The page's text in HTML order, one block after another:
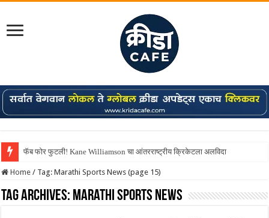
फॅब फोर फुटली! Kane Williamson चा आंतरराष्ट्रीय क्रिकेटला अलविदा
Home / Tag:Marathi Sports News (page 15)
Tag Archives: Marathi Sports News